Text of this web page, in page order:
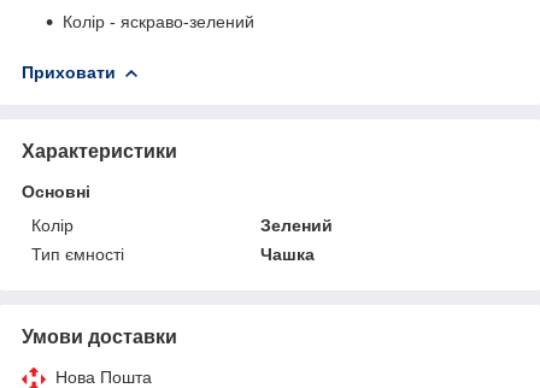
Колір - яскраво-зелений
Приховати
Характеристики
Основні
Колір
Зелений
Тип ємності
Чашка
Умови доставки
Нова Пошта